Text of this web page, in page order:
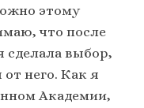
этому
что после
сделала выбор,
него. Как я
Академии,